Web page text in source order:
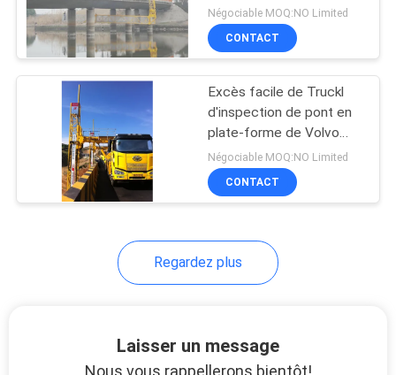
Atténuateur monté
par camion
Camion de réservoir
pétrole
de pont a monté la plate-
forme d'Access
Négociable MOQ:NO Limited
CONTACT
Excès facile de Truckl
d'inspection de pont en
plate-forme de Volvo
8X4 22m à tout
Underbridge de position
Négociable MOQ:NO Limited
CONTACT
Regardez plus
Laisser un message
Nous vous rappellerons bientôt!